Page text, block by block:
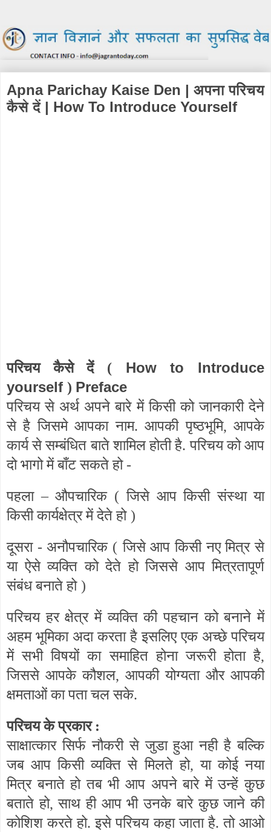
Apna Parichay Kaise Den | अपना परिचय
कैसे दें | How To Introduce Yourself
परिचय कैसे दें (
How to Introduce
yourself ) Preface
परिचय से अर्थ अपने बारे में किसी को जानकारी देने
से है जिसमे आपका नाम. आपकी पृष्ठभूमि, आपके
कार्य से सम्बंधित बाते शामिल होती है. परिचय को आप
दो भागो में बाँट सकते हो -
पहला – औपचारिक ( जिसे आप किसी संस्था या
किसी कार्यक्षेत्र में देते हो )
दूसरा - अनौपचारिक ( जिसे आप किसी नए मित्र से
या ऐसे व्यक्ति को देते हो जिससे आप मित्रतापूर्ण
संबंध बनाते हो )
परिचय हर क्षेत्र में व्यक्ति की पहचान को बनाने में
अहम भूमिका अदा करता है इसलिए एक अच्छे परिचय
में सभी विषयों का समाहित होना जरूरी होता है,
जिससे आपके कौशल, आपकी योग्यता और आपकी
क्षमताओं का पता चल सके.
परिचय के प्रकार :
साक्षात्कार सिर्फ नौकरी से जुडा हुआ नही है बल्कि
जब आप किसी व्यक्ति से मिलते हो, या कोई नया
मित्र बनाते हो तब भी आप अपने बारे में उन्हें कुछ
बताते हो, साथ ही आप भी उनके बारे कुछ जाने की
कोशिश करते हो. इसे परिचय कहा जाता है. तो आओ